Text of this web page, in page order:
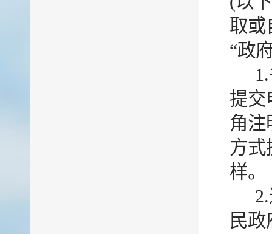
取或
“政
提交
角注
方式
样。
民政